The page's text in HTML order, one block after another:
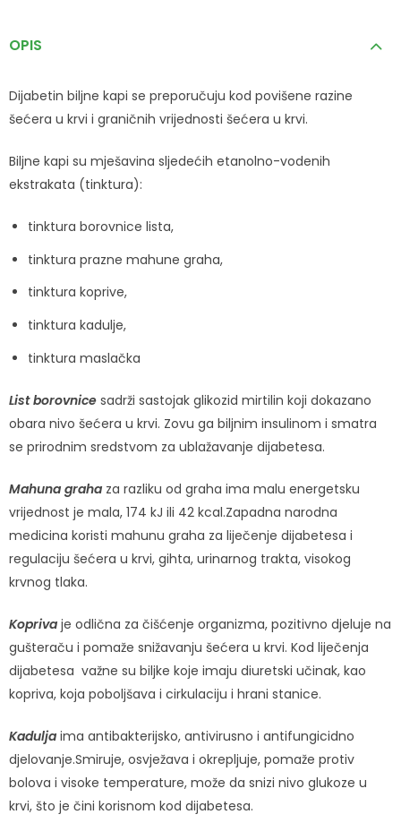
OPIS
Dijabetin biljne kapi se preporučuju kod povišene razine
šećera u krvi i graničnih vrijednosti šećera u krvi.
Biljne kapi su mješavina sljedećih etanolno-vodenih
ekstrakata (tinktura):
tinktura borovnice lista,
tinktura prazne mahune graha,
tinktura koprive,
tinktura kadulje,
tinktura maslačka
List borovnice sadrži sastojak glikozid mirtilin koji dokazano
obara nivo šećera u krvi. Zovu ga biljnim insulinom i smatra
se prirodnim sredstvom za ublažavanje dijabetesa.
Mahuna graha za razliku od graha ima malu energetsku
vrijednost je mala, 174 kJ ili 42 kcal.Zapadna narodna
medicina koristi mahunu graha za liječenje dijabetesa i
regulaciju šećera u krvi, gihta, urinarnog trakta, visokog
krvnog tlaka.
Kopriva je odlična za čišćenje organizma, pozitivno djeluje na
gušteraču i pomaže snižavanju šećera u krvi. Kod liječenja
dijabetesa važne su biljke koje imaju diuretski učinak, kao
kopriva, koja poboljšava i cirkulaciju i hrani stanice.
Kadulja ima antibakterijsko, antivirusno i antifungicidno
djelovanje.Smiruje, osvježava i okrepljuje, pomaže protiv
bolova i visoke temperature, može da snizi nivo glukoze u
krvi, što je čini korisnom kod dijabetesa.